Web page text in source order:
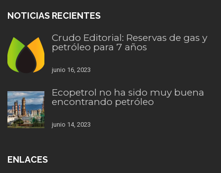
NOTICIAS RECIENTES
Crudo Editorial: Reservas de gas y
petróleo para 7 años
junio 16, 2023
Ecopetrol no ha sido muy buena
encontrando petróleo
junio 14, 2023
ENLACES